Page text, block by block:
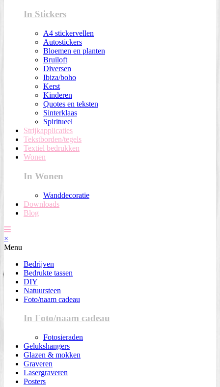
In Stickers
A4 stickervellen
Autostickers
Bloemen en planten
Bruiloft
Diversen
Ibiza/boho
Kerst
Kinderen
Quotes en teksten
Sinterklaas
Spiritueel
Strijkapplicaties
Tekstborden/tegels
Textiel bedrukken
Wonen
In Wonen
Wanddecoratie
Downloads
Blog
×
Menu
Bedrijven
Bedrukte tassen
DIY
Natuursteen
Foto/naam cadeau
In Foto/naam cadeau
Fotosieraden
Gelukshangers
Glazen & mokken
Graveren
Lasergraveren
Posters